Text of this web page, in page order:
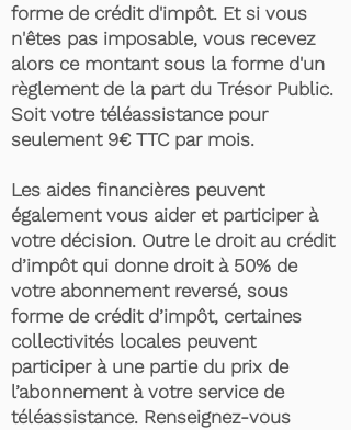
forme de crédit d'impôt. Et si vous
n'êtes pas imposable, vous recevez
alors ce montant sous la forme d'un
règlement de la part du Trésor Public.
Soit votre téléassistance pour
seulement 9€ TTC par mois.
Les aides financières peuvent
également vous aider et participer à
votre décision. Outre le droit au crédit
d’impôt qui donne droit à 50% de
votre abonnement reversé, sous
forme de crédit d’impôt, certaines
collectivités locales peuvent
participer à une partie du prix de
l’abonnement à votre service de
téléassistance. Renseignez-vous